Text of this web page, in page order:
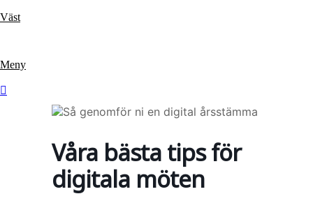
Hoppa
Väst
Meny
Våra bästa tips för
digitala möten